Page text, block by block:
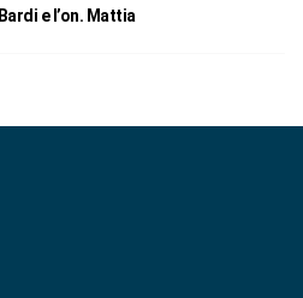
e l’on. Mattia